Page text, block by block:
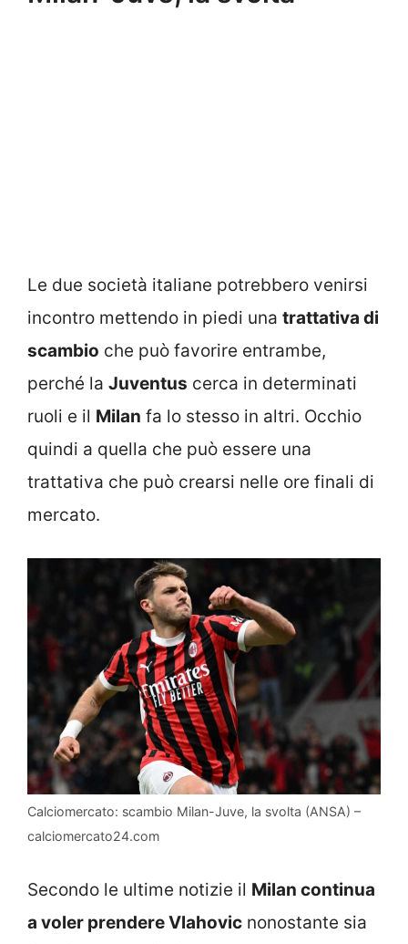
Le due società italiane potrebbero venirsi
incontro mettendo in piedi una trattativa di
scambio che può favorire entrambe,
perché la Juventus cerca in determinati
ruoli e il Milan fa lo stesso in altri. Occhio
quindi a quella che può essere una
trattativa che può crearsi nelle ore finali di
mercato.
Calciomercato: scambio Milan-Juve, la svolta (ANSA) –
calciomercato24.com
Secondo le ultime notizie il Milan continua
a voler prendere Vlahovic nonostante sia